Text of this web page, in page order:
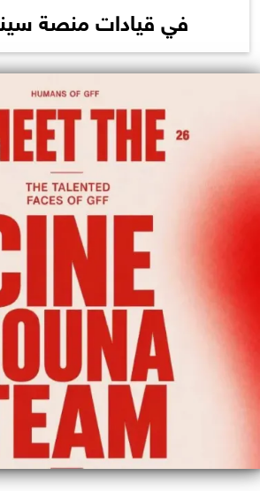
في قيادات منصة